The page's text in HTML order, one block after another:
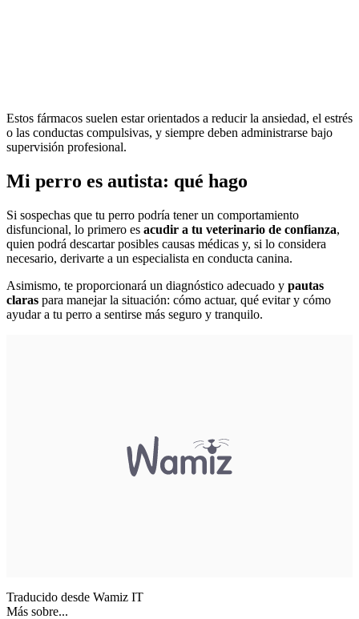
Estos fármacos suelen estar orientados a reducir la ansiedad, el estrés
o las conductas compulsivas, y siempre deben administrarse bajo
supervisión profesional.
Mi perro es autista: qué hago
Si sospechas que tu perro podría tener un comportamiento
disfuncional, lo primero es acudir a tu veterinario de confianza,
quien podrá descartar posibles causas médicas y, si lo considera
necesario, derivarte a un especialista en conducta canina.
Asimismo, te proporcionará un diagnóstico adecuado y pautas
claras para manejar la situación: cómo actuar, qué evitar y cómo
ayudar a tu perro a sentirse más seguro y tranquilo.
Traducido desde Wamiz IT
Más sobre...